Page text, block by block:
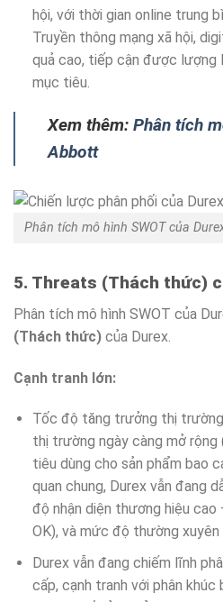
hội, với thời gian online trung
Truyền thông mạng xã hội,
quả cao, tiếp cận được lượng
mục tiêu.
Xem thêm: Phân tích
Abbott
Phân tích mô hình SWOT của
5. Threats (Thách thức)
Phân tích mô hình SWOT của
(Thách thức) của Durex.
Cạnh tranh lớn:
Tốc độ tăng trưởng thị trường
thị trường ngày càng mở
tiêu dùng cho sản phẩm bao
quan chung, Durex vẫn đang
độ nhận diện thương hiệu
OK), và mức độ thường
Durex vẫn đang chiếm lĩnh
cấp, cạnh tranh với phân khúc